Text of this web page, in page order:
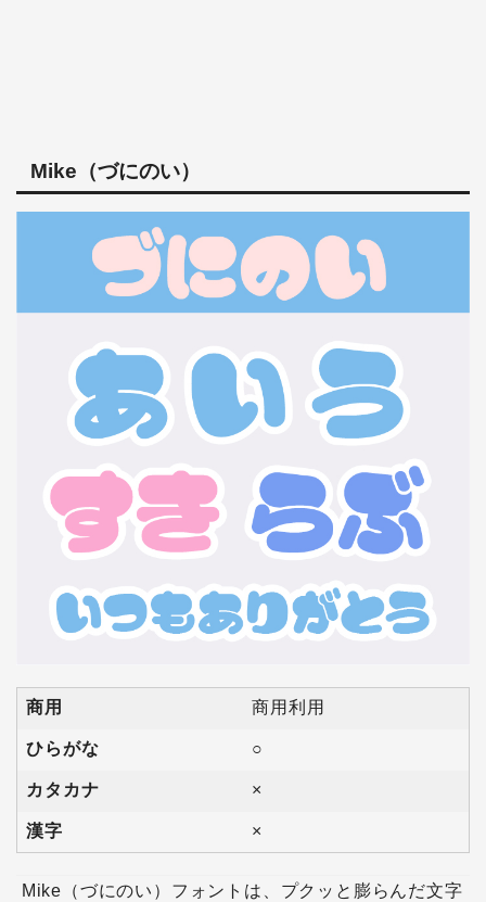
Mike（づにのい）
商用 商用利用
ひらがな ○
カタカナ ×
漢字 ×
Mike（づにのい）フォントは、プクッと膨らんだ文字